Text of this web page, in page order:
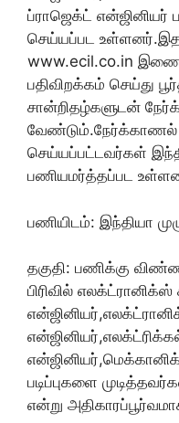
ப்ராஜெக்ட் என்ஜினியர்
செய்யப்பட
www.ecil.co.in
பதிவிறக்கம் செய்து
சான்றிதழ்களுடன்
வேண்டும்.நேர்க்காணல்
செய்யப்பட்டவர்கள்
பணியமர்த்தப்பட
பணியிடம்: இந்தியா
தகுதி: பணிக்கு
பிரிவில்
படிப்புகளை
என்று